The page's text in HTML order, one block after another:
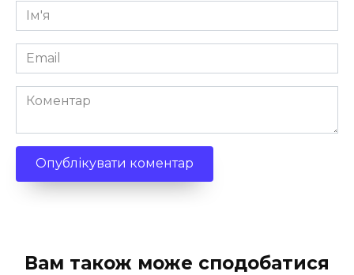
Ім'я
*
Email
*
Коментар
Вам також може сподобатися